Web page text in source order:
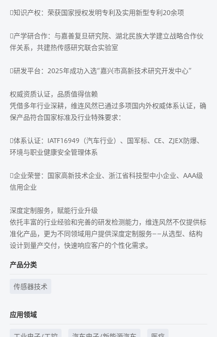
知识产权：荣获国家授权发明专利及实用新型专利20余项
产学研合作：与嘉善复旦研究院、湖北民族大学建立战略合作伙
伴关系，共建热传感研究联合实验室
研发平台：2025年成功入选“嘉兴市高新技术研究开发中心”
权威资质认证，品质值得信赖
凭借多年行业深耕，维连风然已通过多项国内外权威体系认证，确
保产品符合国家标准及行业特殊要求：
体系认证：IATF16949（汽车行业）、国军标、CE、ZJEX防爆、
环境与职业健康安全管理体系
企业荣誉：国家高新技术企业、浙江省科技型中小企业、AAA级
信用企业
深度定制服务，赋能行业升级
依托丰富的行业经验和完善的研发检测能力，维连风然不仅提供标
准化产品，更为不同领域用户提供深度定制服务——从选型、结构
设计到量产交付，快速响应客户的个性化需求。
产品分类
传感器技术
应用领域